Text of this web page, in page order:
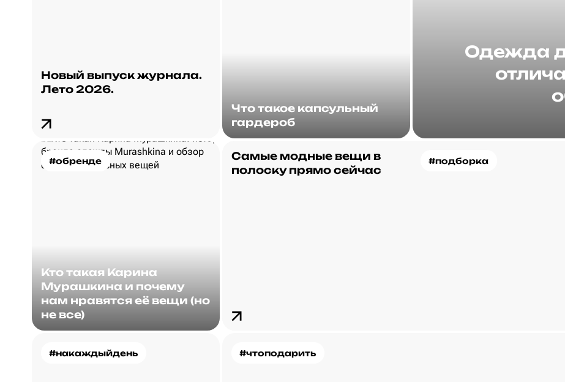
Новый выпуск журнала.
Лето 2026.
Одежда
Что такое капсульный
гардероб
#обренде
Кто такая Карина
Мурашкина и почему
нам нравятся её вещи (но
не все)
#подборка
Самые модные вещи в
полоску прямо сейчас
#накаждыйдень #чтоподарить